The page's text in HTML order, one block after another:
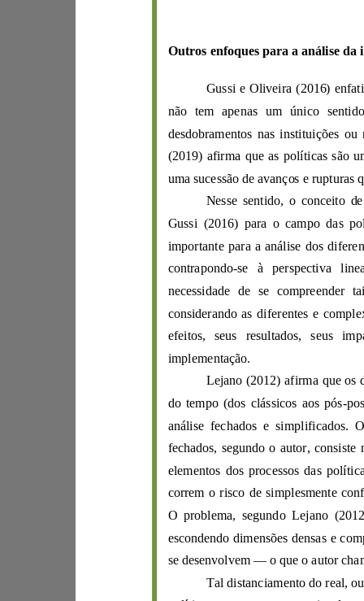
Outros enfoque
Gussi e Oliv ei ra ( 2016
desdobramentos nas instituiçõ
(
2019) a fi
Gussi ( 20 16 ) p ara
contrapondo-
se à perspe
necess id ad
efeitos, seus resu
imple
me nt
ação.
Lejano (
2012
do tempo (dos clássicos aos pós-
an álise fechados e simplif
correm o risco d e simplesmen te co
O problema, segundo
Lejano (
se dese nvolvem — o que o autorch